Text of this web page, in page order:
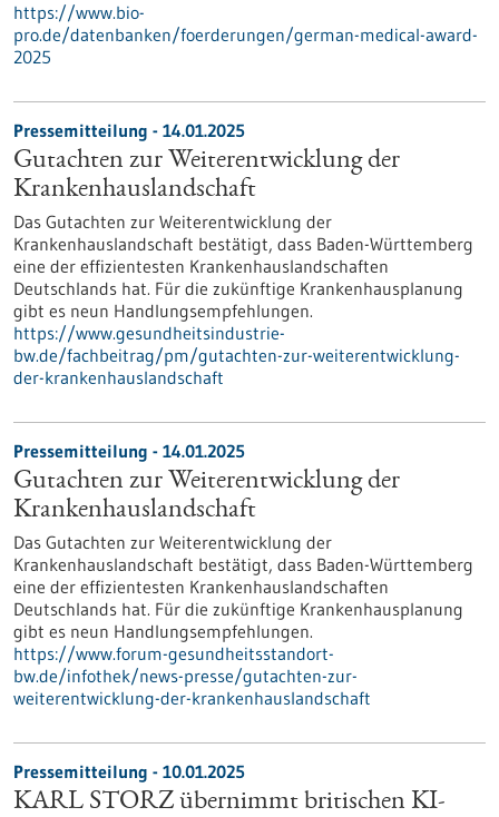
https://www.bio-
pro.de/datenbanken/foerderungen/german-medical-award-
2025
Pressemitteilung - 14.01.2025
Gutachten zur Weiterentwicklung der
Krankenhauslandschaft
Das Gutachten zur Weiterentwicklung der
Krankenhauslandschaft bestätigt, dass Baden-Württemberg
eine der effizientesten Krankenhauslandschaften
Deutschlands hat. Für die zukünftige Krankenhausplanung
gibt es neun Handlungsempfehlungen.
https://www.gesundheitsindustrie-
bw.de/fachbeitrag/pm/gutachten-zur-weiterentwicklung-
der-krankenhauslandschaft
Pressemitteilung - 14.01.2025
Gutachten zur Weiterentwicklung der
Krankenhauslandschaft
Das Gutachten zur Weiterentwicklung der
Krankenhauslandschaft bestätigt, dass Baden-Württemberg
eine der effizientesten Krankenhauslandschaften
Deutschlands hat. Für die zukünftige Krankenhausplanung
gibt es neun Handlungsempfehlungen.
https://www.forum-gesundheitsstandort-
bw.de/infothek/news-presse/gutachten-zur-
weiterentwicklung-der-krankenhauslandschaft
Pressemitteilung - 10.01.2025
KARL STORZ übernimmt britischen KI-